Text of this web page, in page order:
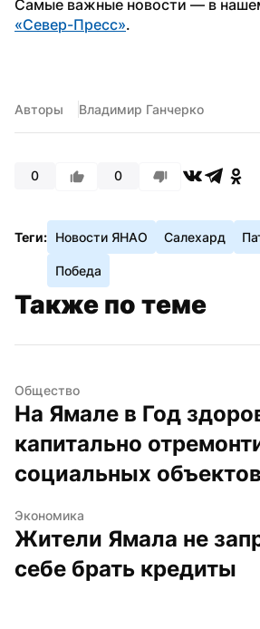
«Север-Пресс».
Авторы Владимир Ганчерко
0 0
Теги: Новости ЯНАО Салехард
Победа
Также по теме
Общество
На Ямале в Год
капитально
социальных объектов
Экономика
Жители Ямала не
себе брать кредиты